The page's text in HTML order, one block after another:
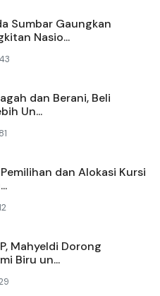
Sumbar Gaungkan
Nasio...
dan Berani, Beli
Un...
dan Alokasi Kursi
Mahyeldi Dorong
Biru un...